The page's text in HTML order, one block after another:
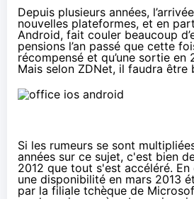
Depuis plusieurs années,
nouvelles plateformes, et en
Android, fait couler beaucoup
pensions l’an passé que cette
récompensé et qu’une sortie en
Mais selon ZDNet, il faudra être
Si les rumeurs se sont
années sur ce sujet, c'est bien
2012 que tout s'est accéléré. En
une disponibilité en mars 2013
par la filiale tchèque de